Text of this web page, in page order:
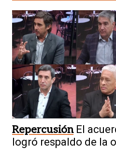
Repercusión El
logró respaldo de la